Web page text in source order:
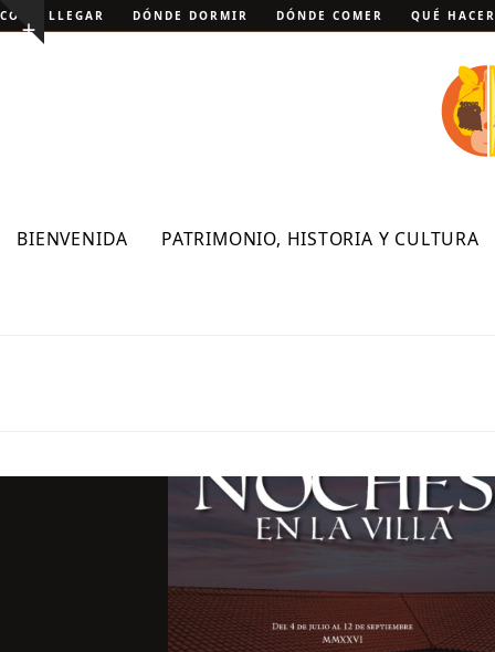
Skip
to Show
CÓMO LLEGAR DÓNDE DORMIR DÓNDE COMER QUÉ HACER
BIENVENIDA PATRIMONIO, HISTORIA Y CULTURA